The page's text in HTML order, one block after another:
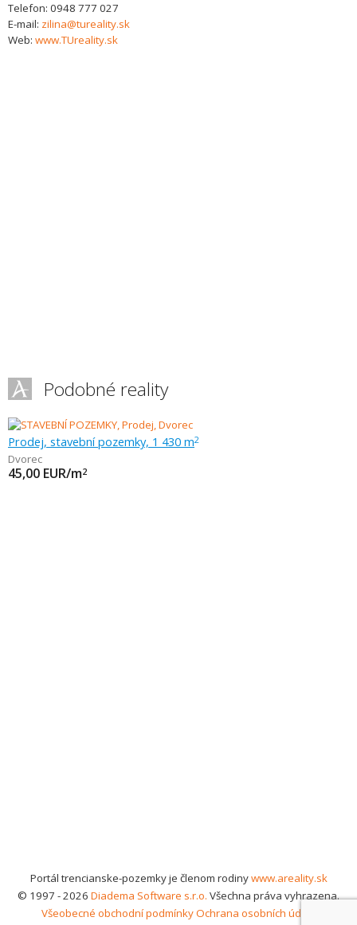
Telefon: 0948 777 027
E-mail: zilina@tureality.sk
Web: www.TUreality.sk
Podobné reality
Prodej, stavební pozemky, 1 430 m2
Dvorec
45,00 EUR/m2
Portál trencianske-pozemky je členom rodinywww.areality.sk
© 1997 - 2026 Diadema Software s.r.o. Všechna práva vyhrazena.
Všeobecné obchodní podmínkyOchrana osobních údajů